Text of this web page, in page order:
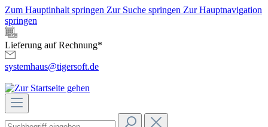
Zum Hauptinhalt springen Zur Suche springen Zur Hauptnavigation
springen
Lieferung auf Rechnung*
systemhaus@tigersoft.de